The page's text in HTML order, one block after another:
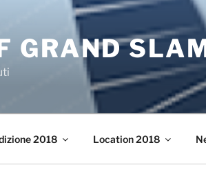
GRAND
2018 Location 2018